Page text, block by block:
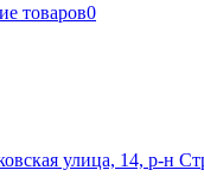
товаров0
улица, 14, р-н